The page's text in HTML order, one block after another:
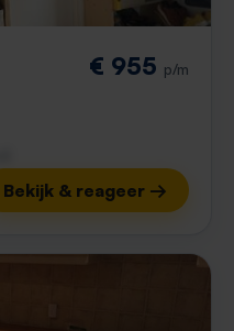
€ 955 p/m
Bekijk & reageer →